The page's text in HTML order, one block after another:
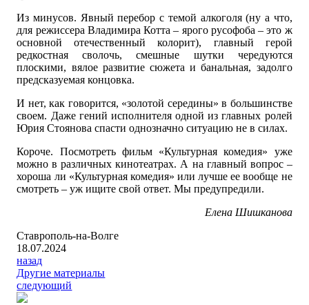
Из минусов. Явный перебор с темой алкоголя (ну а что,
для режиссера Владимира Котта – ярого русофоба – это ж
основной отечественный колорит), главный герой
редкостная сволочь, смешные шутки чередуются
плоскими, вялое развитие сюжета и банальная, задолго
предсказуемая концовка.
И нет, как говорится, «золотой середины» в большинстве
своем. Даже гений исполнителя одной из главных ролей
Юрия Стоянова спасти однозначно ситуацию не в силах.
Короче. Посмотреть фильм «Культурная комедия» уже
можно в различных кинотеатрах. А на главный вопрос –
хороша ли «Культурная комедия» или лучше ее вообще не
смотреть – уж ищите свой ответ. Мы предупредили.
Елена Шишканова
Ставрополь-на-Волге
18.07.2024
назад
Другие материалы
следующий